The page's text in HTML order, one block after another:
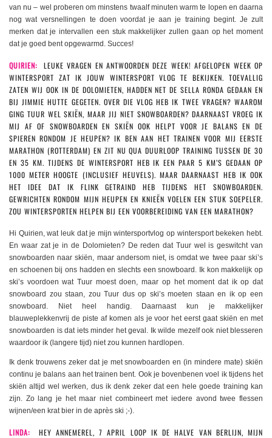
van nu – wel proberen om minstens twaalf minuten warm te lopen en daarna
nog wat versnellingen te doen voordat je aan je training begint. Je zult
merken dat je intervallen een stuk makkelijker zullen gaan op het moment
dat je goed bent opgewarmd. Succes!
QUIRIEN:
LEUKE VRAGEN EN ANTWOORDEN DEZE WEEK! AFGELOPEN WEEK OP
WINTERSPORT ZAT IK JOUW WINTERSPORT VLOG TE BEKIJKEN. TOEVALLIG
ZATEN WIJ OOK IN DE DOLOMIETEN, HADDEN NET DE SELLA RONDA GEDAAN EN
BIJ JIMMIE HUTTE GEGETEN. OVER DIE VLOG HEB IK TWEE VRAGEN? WAAROM
GING TUUR WEL SKIËN, MAAR JIJ NIET SNOWBOARDEN? DAARNAAST VROEG IK
MIJ AF OF SNOWBOARDEN EN SKIËN OOK HELPT VOOR JE BALANS EN DE
SPIEREN RONDOM JE HEUPEN? IK BEN AAN HET TRAINEN VOOR MIJ EERSTE
MARATHON (ROTTERDAM) EN ZIT NU QUA DUURLOOP TRAINING TUSSEN DE 30
EN 35 KM. TIJDENS DE WINTERSPORT HEB IK EEN PAAR 5 KM’S GEDAAN OP
1000 METER HOOGTE (INCLUSIEF HEUVELS). MAAR DAARNAAST HEB IK OOK
HET IDEE DAT IK FLINK GETRAIND HEB TIJDENS HET SNOWBOARDEN.
GEWRICHTEN RONDOM MIJN HEUPEN EN KNIEËN VOELEN EEN STUK SOEPELER.
ZOU WINTERSPORTEN HELPEN BIJ EEN VOORBEREIDING VAN EEN MARATHON?
Hi Quirien, wat leuk dat je mijn wintersportvlog op wintersport bekeken hebt.
En waar zat je in de Dolomieten? De reden dat Tuur wel is geswitcht van
snowboarden naar skiën, maar andersom niet, is omdat we twee paar ski’s
en schoenen bij ons hadden en slechts een snowboard. Ik kon makkelijk op
ski’s voordoen wat Tuur moest doen, maar op het moment dat ik op dat
snowboard zou staan, zou Tuur dus op ski’s moeten staan en ik op een
snowboard. Niet heel handig. Daarnaast kun je makkelijker
blauweplekkenvrij de piste af komen als je voor het eerst gaat skiën en met
snowboarden is dat iets minder het geval. Ik wilde mezelf ook niet blesseren
waardoor ik (langere tijd) niet zou kunnen hardlopen.
Ik denk trouwens zeker dat je met snowboarden en (in mindere mate) skiën
continu je balans aan het trainen bent. Ook je bovenbenen voel ik tijdens het
skiën altijd wel werken, dus ik denk zeker dat een hele goede training kan
zijn. Zo lang je het maar niet combineert met iedere avond twee flessen
wijnen/een krat bier in de après ski ;-).
LINDA:
HEY ANNEMEREL, 7 APRIL LOOP IK DE HALVE VAN BERLIJN, MIJN